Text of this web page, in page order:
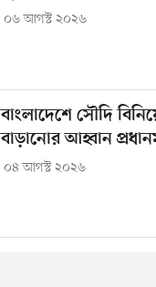
০৬ আগস্ট ২০২৬
বাংলাদেশে সৌদি
বাড়ানোর আহ্বান
০৪ আগস্ট ২০২৬